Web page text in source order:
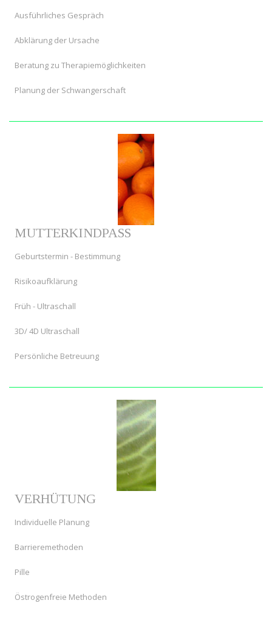
Ausführliches Gespräch
Abklärung der Ursache
Beratung zu Therapiemöglichkeiten
Planung der Schwangerschaft
MUTTERKINDPASS
Geburtstermin - Bestimmung
Risikoaufklärung
Früh - Ultraschall
3D/ 4D Ultraschall
Persönliche Betreuung
VERHÜTUNG
Individuelle Planung
Barrieremethoden
Pille
Östrogenfreie Methoden